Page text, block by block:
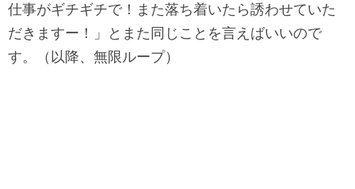
仕事がギチギチで！また落ち着いたら誘わせていた
だきますー！」とまた同じことを言えばいいので
す。（以降、無限ループ）